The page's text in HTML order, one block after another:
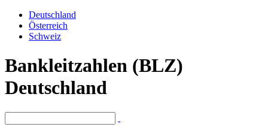
Deutschland
Österreich
Schweiz
Bankleitzahlen (BLZ)
Deutschland